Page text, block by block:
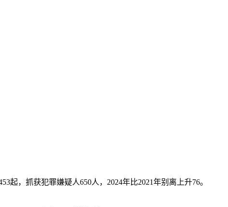
，抓获犯罪嫌疑人650人，2024年比2021年别离上升76。